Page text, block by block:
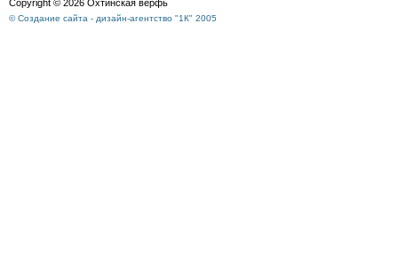
Copyright © 2026 Охтинская верфь
© Создание сайта - дизайн-агентство "1К" 2005